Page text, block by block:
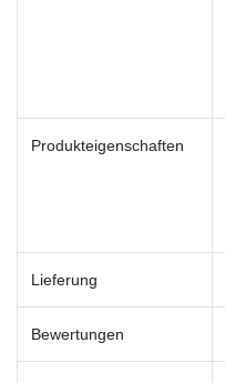
Produkteigenschaften
Lieferung
Bewertungen